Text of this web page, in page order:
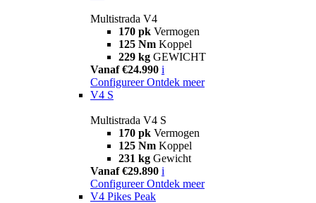
Multistrada V4
170 pk Vermogen
125 Nm Koppel
229 kg GEWICHT
Vanaf €24.990 i
Configureer Ontdek meer
V4 S
Multistrada V4 S
170 pk Vermogen
125 Nm Koppel
231 kg Gewicht
Vanaf €29.890 i
Configureer Ontdek meer
V4 Pikes Peak